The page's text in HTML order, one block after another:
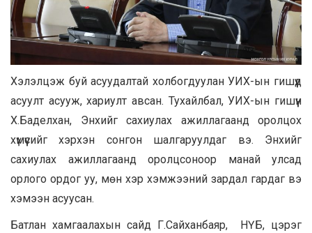
Хэлэлцэж буй асуудалтай холбогдуулан УИХ-ын гишүүд
асуулт асууж, хариулт авсан. Тухайлбал, УИХ-ын гишүүн
Х.Баделхан, Энхийг сахиулах ажиллагаанд оролцох
хүмүүсийг хэрхэн сонгон шалгаруулдаг вэ. Энхийг
сахиулах ажиллагаанд оролцсоноор манай улсад
орлого ордог уу, мөн хэр хэмжээний зардал гардаг вэ
хэмээн асуусан.
Батлан хамгаалахын сайд Г.Сайханбаяр, НҮБ, цэрэг